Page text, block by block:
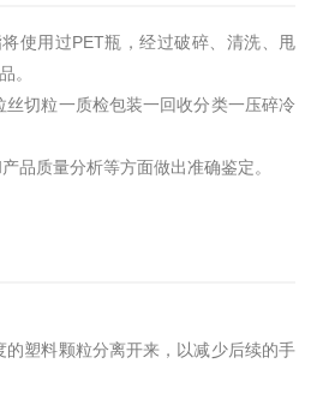
使用过PET瓶，经过破碎、清洗、甩
。
切粒一质检包装一回收分类一压碎冷
品质量分析等方面做出准确鉴定。
塑料颗粒分离开来，以减少后续的手